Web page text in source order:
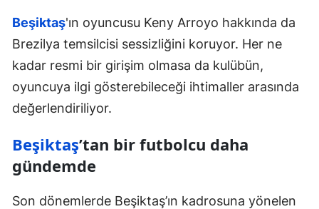
Beşiktaş'ın oyuncusu Keny Arroyo hakkında da
Brezilya temsilcisi sessizliğini koruyor. Her ne
kadar resmi bir girişim olmasa da kulübün,
oyuncuya ilgi gösterebileceği ihtimaller arasında
değerlendiriliyor.
Beşiktaş’tan bir futbolcu daha
gündemde
Son dönemlerde Beşiktaş’ın kadrosuna yönelen